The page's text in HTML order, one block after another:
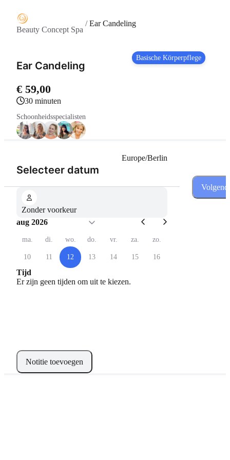
Beauty Concept Spa
/Ear Candeling
Basische Körperpflege
Ear Candeling
€ 59,00
30 minuten
Schoonheidsspecialisten
Selecteer datum
Europe/Berlin
Zonder voorkeur
aug 2026
ma. di. wo. do. vr. za. zo.
10 11 12 13 14 15 16
Tijd
Er zijn geen tijden om uit te kiezen.
Notitie toevoegen